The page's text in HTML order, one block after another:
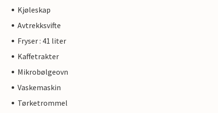
Kjøleskap
Avtrekksvifte
Fryser : 41 liter
Kaffetrakter
Mikrobølgeovn
Vaskemaskin
Tørketrommel